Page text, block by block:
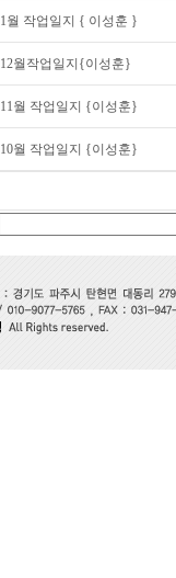
1월 작업일지 { 이성훈 }
12월작업일지{이성훈}
11월 작업일지 {이성훈}
10월 작업일지 {이성훈}